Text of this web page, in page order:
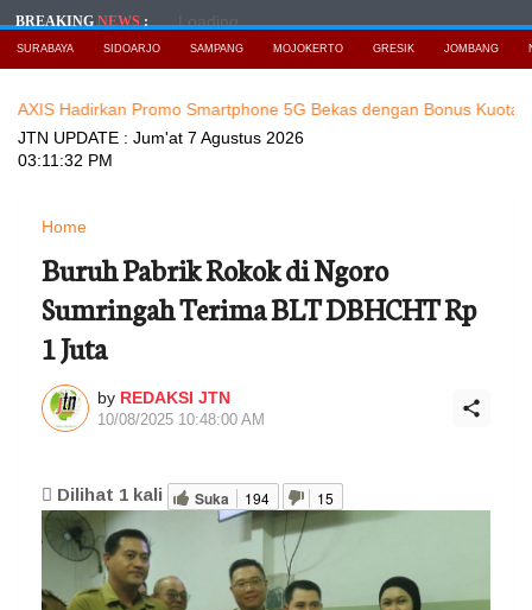
BREAKINGNEWS: Loading...
SURABAYA SIDOARJO SAMPANG MOJOKERTO GRESIK JOMBANG
Promo Smartphone 5G Bekas dengan Bonus Kuota Baca
JTN UPDATE : Jum'at 7 Agustus 2026
03:11:34 PM
Home
Buruh Pabrik Rokok di Ngoro
Sumringah Terima BLT DBHCHT Rp
1 Juta
by REDAKSI JTN
10/08/2025 10:48:00 AM
Dilihat 1 kali Suka 194 15